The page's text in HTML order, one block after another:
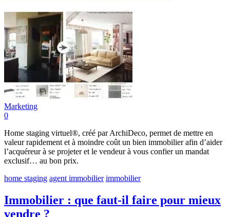
Marketing
0
Home staging virtuel®, créé par ArchiDeco, permet de mettre en
valeur rapidement et à moindre coût un bien immobilier afin d’aider
l’acquéreur à se projeter et le vendeur à vous confier un mandat
exclusif… au bon prix.
home staging agent immobilier immobilier
Immobilier : que faut-il faire pour mieux
vendre ?